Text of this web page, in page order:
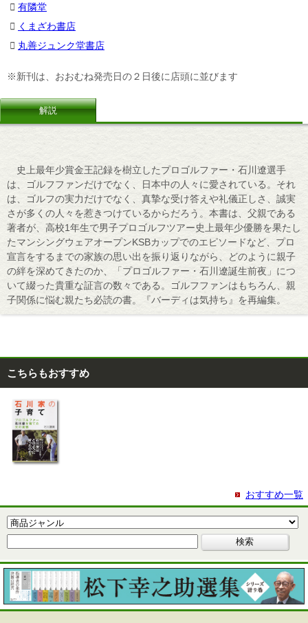
有隣堂
くまざわ書店
丸善ジュンク堂書店
※新刊は、おおむね発売日の２日後に店頭に並びます
解説
史上最年少賞金王記録を樹立したプロゴルファー・石川遼選手
は、ゴルフファンだけでなく、日本中の人々に愛されている。それ
は、ゴルフの実力だけでなく、真摯な受け答えや礼儀正しさ、誠実
さが多くの人々を惹きつけているからだろう。本書は、父親である
著者が、高校1年生で男子プロゴルフツアー史上最年少優勝を果たし
たマンシングウェアオープンKSBカップでのエピソードなど、プロ
宣言をするまでの家族の思い出を振り返りながら、どのように親子
の絆を深めてきたのか、「プロゴルファー・石川遼誕生前夜」につ
いて綴った貴重な証言の数々である。ゴルフファンはもちろん、親
子関係に悩む親たち必読の書。『バーディは気持ち』を再編集。
こちらもおすすめ
おすすめ一覧